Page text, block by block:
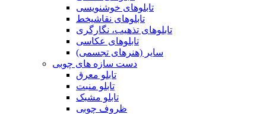
تابلوهای خوشنویسی
تابلوهای نقاشیخط
تابلوهای تذهیب، نگارگری
تابلوهای عکاسی
سایر (هنرهای تجسمی)
دست سازه های چوبی
تابلو معرق
تابلو منبت
تابلو مشبک
ظروف چوبی